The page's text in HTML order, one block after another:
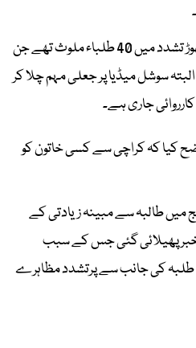
عمران کشور کا کہنا تھا کہ توڑ پھوڑ تشدد میں 40 طلباء ملوث تھے جن
سوشل میڈیا پر جعلی مہم چلا کر
جاری ہے۔
کیا کہ کراچی سے کسی خاتون کو
میں طالبہ سے مبینہ زیادتی کے
پھیلائی گئی جس کے سبب
کی جانب سے پرتشدد مظاہرے